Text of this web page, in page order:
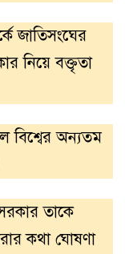
জাতিসংঘের
নিয়ে বক্তৃতা
বিশ্বের অন্যতম
তাকে
কথা ঘোষণা